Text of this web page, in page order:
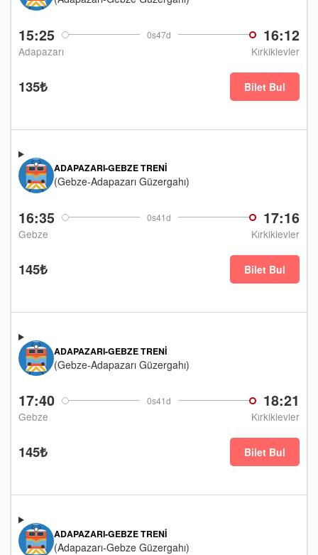
15:25 0s47d 16:12
Adapazarı Kırkikievler
135₺ Bilet Bul
16:35 0s41d 17:16
Gebze Kırkikievler
ADAPAZARI-GEBZE TRENI
(Gebze-Adapazarı Güzergahı)
145₺ Bilet Bul
17:40 0s41d 18:21
Gebze Kırkikievler
ADAPAZARI-GEBZE TRENI
(Gebze-Adapazarı Güzergahı)
145₺ Bilet Bul
ADAPAZARI-GEBZE TRENI
(Adapazarı-Gebze Güzergahı)